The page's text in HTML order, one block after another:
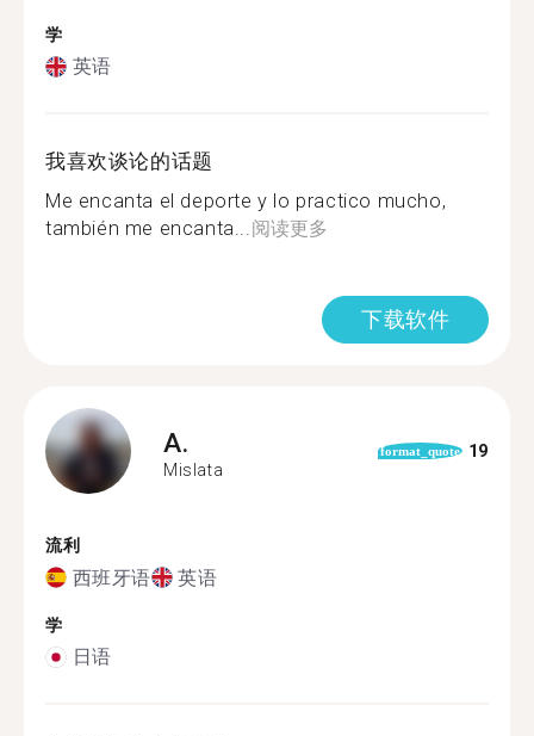
学
英语
我喜欢谈论的话题
Me encanta el deporte y lo practico mucho,
también me encanta...阅读更多
下载软件
A.
Mislata
format_quote 19
流利
西班牙语 英语
学
日语